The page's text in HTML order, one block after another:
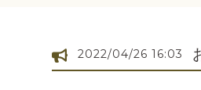
2022/04/26 16:03